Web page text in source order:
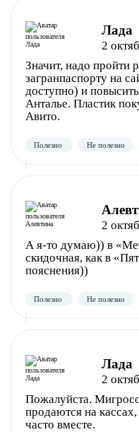
Не
Лада
2
Значит, надо пройти
загранпаспорту на
доступно) и
Анталье. Пластик
Авито.
2
А я-то думаю)) в
скидочная, как в
пояснения))
Лада
2
Пожалуйста.
продаются на
часто вместе.